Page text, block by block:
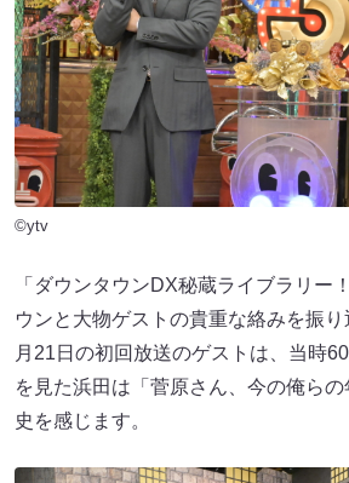
©ytv
「ダウンタウンDX秘蔵ライブラリー
ウンと大物ゲストの貴重な絡みを振
月21日の初回放送のゲストは、当時
を見た浜田は「菅原さん、今の俺ら
史を感じます。